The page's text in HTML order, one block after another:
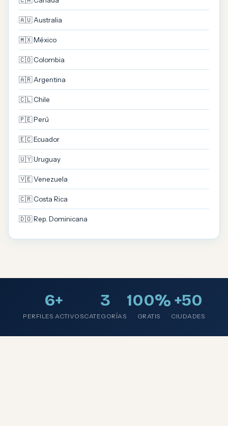
🇦🇺 Australia
🇲🇽 México
🇨🇴 Colombia
🇦🇷 Argentina
🇨🇱 Chile
🇵🇪 Perú
🇪🇨 Ecuador
🇺🇾 Uruguay
🇻🇪 Venezuela
🇨🇷 Costa Rica
🇩🇴 Rep. Dominicana
6+
PERFILES ACTIVOS
3
CATEGORÍAS
100%
GRATIS
+50
CIUDADES